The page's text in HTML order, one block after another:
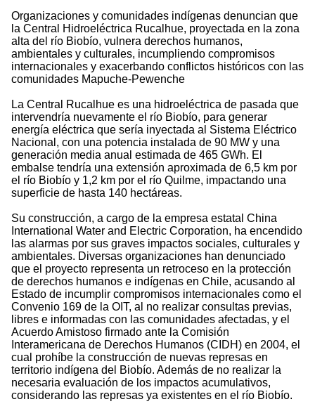
Organizaciones y comunidades indígenas denuncian que
la Central Hidroeléctrica Rucalhue, proyectada en la zona
alta del río Biobío, vulnera derechos humanos,
ambientales y culturales, incumpliendo compromisos
internacionales y exacerbando conflictos históricos con las
comunidades Mapuche-Pewenche
La Central Rucalhue es una hidroeléctrica de pasada que
intervendría nuevamente el río Biobío, para generar
energía eléctrica que sería inyectada al Sistema Eléctrico
Nacional, con una potencia instalada de 90 MW y una
generación media anual estimada de 465 GWh. El
embalse tendría una extensión aproximada de 6,5 km por
el río Biobío y 1,2 km por el río Quilme, impactando una
superficie de hasta 140 hectáreas.
Su construcción, a cargo de la empresa estatal China
International Water and Electric Corporation, ha encendido
las alarmas por sus graves impactos sociales, culturales y
ambientales. Diversas organizaciones han denunciado
que el proyecto representa un retroceso en la protección
de derechos humanos e indígenas en Chile, acusando al
Estado de incumplir compromisos internacionales como el
Convenio 169 de la OIT, al no realizar consultas previas,
libres e informadas con las comunidades afectadas, y el
Acuerdo Amistoso firmado ante la Comisión
Interamericana de Derechos Humanos (CIDH) en 2004, el
cual prohíbe la construcción de nuevas represas en
territorio indígena del Biobío. Además de no realizar la
necesaria evaluación de los impactos acumulativos,
considerando las represas ya existentes en el río Biobío.